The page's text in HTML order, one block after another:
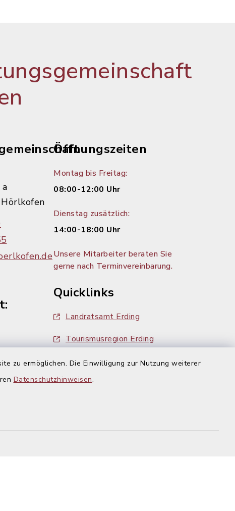
zu ermöglichen. Die Einwilligung zur Nutzung weiterer
Datenschutzhinweisen.
Öffnungszeiten
Montag bis Freitag:
08:00-12:00 Uhr
Dienstag zusätzlich:
14:00-18:00 Uhr
Unsere Mitarbeiter beraten Sie
gerne nach Terminvereinbarung.
Quicklinks
Landratsamt Erding
Tourismusregion Erding
Ausschreibungen